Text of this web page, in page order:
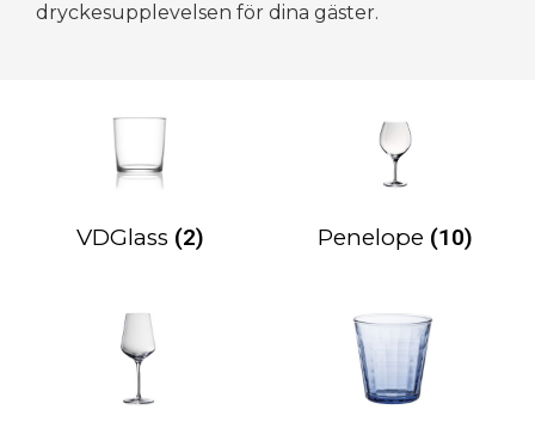
dryckesupplevelsen för dina gäster.
VDGlass (2) Penelope (10)